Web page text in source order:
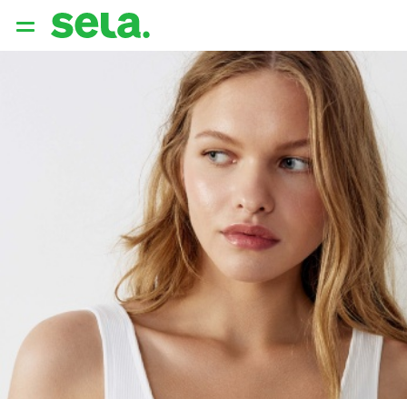
ДевушкиМужчины ДетиДом
АРХИТЕКТУРА ОБРАЗА
THE ‘90S. OFFICE
ОДЕЖДА
АКСЕССУАРЫ
ОБУВЬ